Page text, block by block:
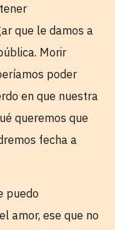
que le damos a
Morir
poder
en que nuestra
queremos que
fecha a
puedo
amor, ese que no